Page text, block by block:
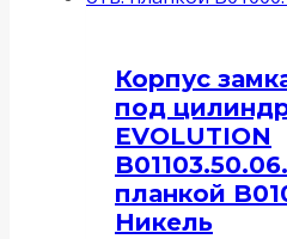
Корпус
под
EVOLUTION
планкой
Никель